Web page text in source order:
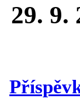
29. 9.